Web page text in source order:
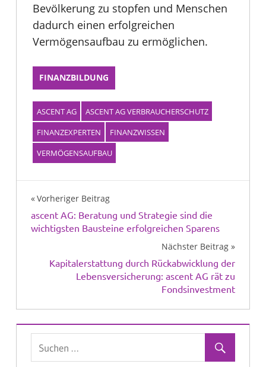
Bevölkerung zu stopfen und Menschen
dadurch einen erfolgreichen
Vermögensaufbau zu ermöglichen.
FINANZBILDUNG
ASCENT AG
ASCENT AG VERBRAUCHERSCHUTZ
FINANZEXPERTEN
FINANZWISSEN
VERMÖGENSAUFBAU
Beitragsnavigation
Vorheriger Beitrag
ascent AG: Beratung und Strategie sind die
wichtigsten Bausteine erfolgreichen Sparens
Nächster Beitrag
Kapitalerstattung durch Rückabwicklung der
Lebensversicherung: ascent AG rät zu
Fondsinvestment